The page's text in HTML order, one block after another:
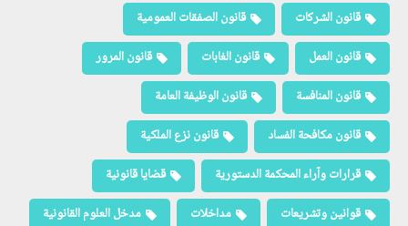
قانون الشركات
قانون الصفقات العمومية
قانون العمل
قانون الغابات
قانون المرور
قانون المنافسة
قانون الوظيفة العامة
قانون مكافحة الفساد
قانون نزع الملكية
قرارات وآراء المحكمة الدستورية
قضايا قانونية
قوانين وتشريعات
مداخلات
مدخل العلوم القانونية